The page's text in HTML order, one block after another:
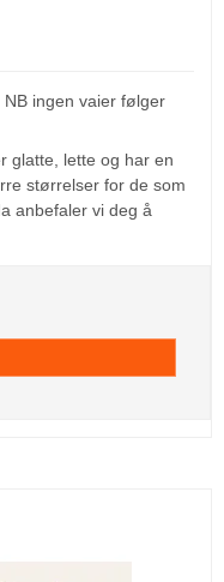
ingen vaier følger
glatte, lette og har en
størrelser for de som
anbefaler vi deg å